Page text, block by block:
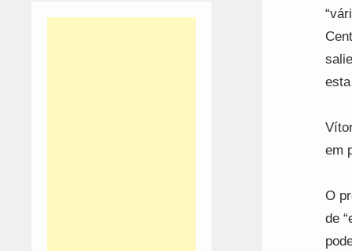
em
O
de